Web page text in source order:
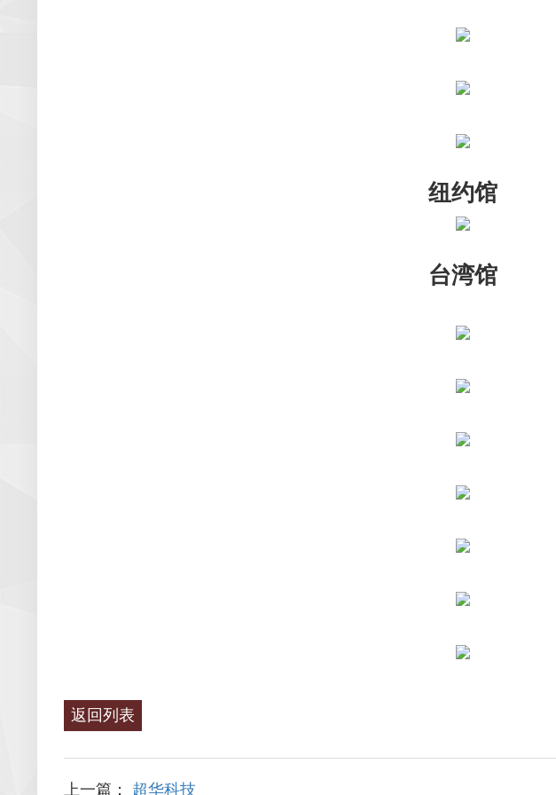
纽约馆
台湾馆
返回列表
上一篇： 超华科技